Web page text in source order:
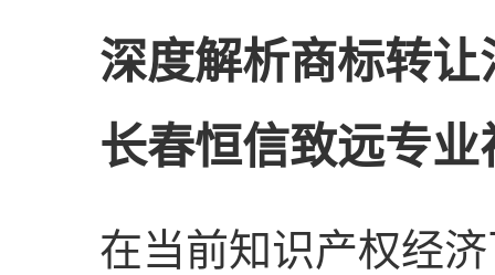
深度解析商标转
长春恒信致远专业
在当前知识产权经